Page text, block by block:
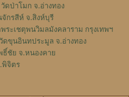
ดป่าโมก จ.อ่างทอง
กรสีห์ จ.สิงห์บุรี
ระเชตุพนวิมลมังคลาราม กรุงเทพฯ
ขุนอินทประมูล จ.อ่างทอง
ธิ์ชัย จ.หนองคาย
พิจิตร